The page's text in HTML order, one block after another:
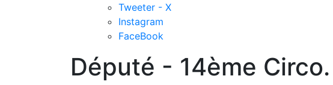
Tweeter - X
Instagram
FaceBook
Député - 14ème Circo.